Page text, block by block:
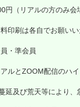
リアルの方のみ会場
刷は各自でお願いい
準会員
とZOOM配信のハイ
延及び荒天等により